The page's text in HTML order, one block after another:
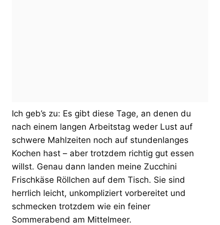
Ich geb’s zu: Es gibt diese Tage, an denen du
nach einem langen Arbeitstag weder Lust auf
schwere Mahlzeiten noch auf stundenlanges
Kochen hast – aber trotzdem richtig gut essen
willst. Genau dann landen meine Zucchini
Frischkäse Röllchen auf dem Tisch. Sie sind
herrlich leicht, unkompliziert vorbereitet und
schmecken trotzdem wie ein feiner
Sommerabend am Mittelmeer.